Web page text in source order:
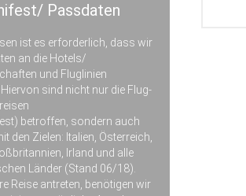
Passdaten
ist es erforderlich, dass wir
an die Hotels/
und Fluglinien
sind nicht nur die Flug-
betroffen, sondern auch
den Zielen: Italien, Österreich,
Irland und alle
Länder (Stand 06/18).
Reise antreten, benötigen wir